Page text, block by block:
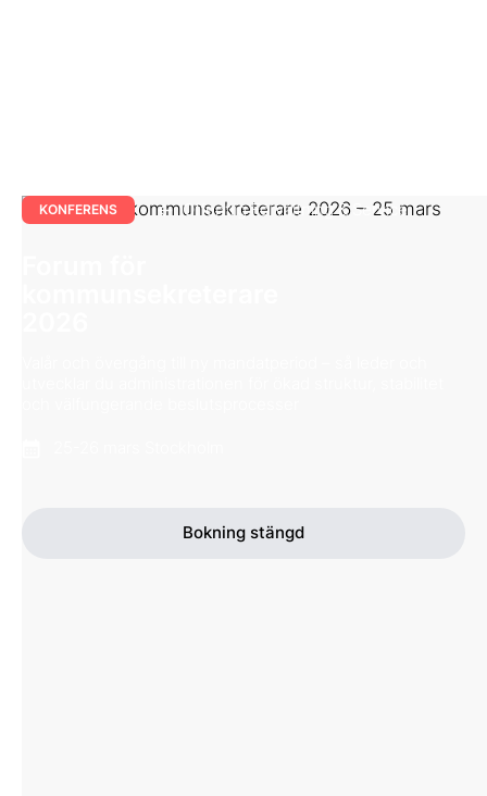
KONFERENS Offentlig Förvaltning & Service
Bokning stängd